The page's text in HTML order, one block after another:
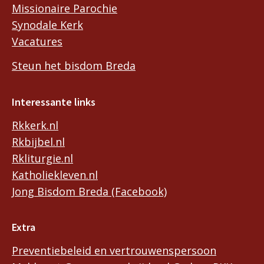
Missionaire Parochie
Synodale Kerk
Vacatures
Steun het bisdom Breda
Interessante links
Rkkerk.nl
Rkbijbel.nl
Rkliturgie.nl
Katholiekleven.nl
Jong Bisdom Breda (Facebook)
Extra
Preventiebeleid en vertrouwenspersoon